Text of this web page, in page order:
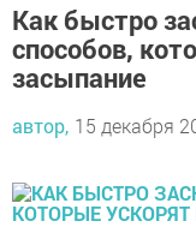
Как быстро
способов,
засыпание
автор, 15 декабря